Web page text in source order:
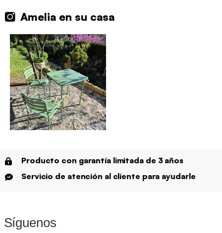
Amelia en su casa
Producto con garantía limitada de 3 años
Servicio de atención al cliente para ayudarle
Síguenos